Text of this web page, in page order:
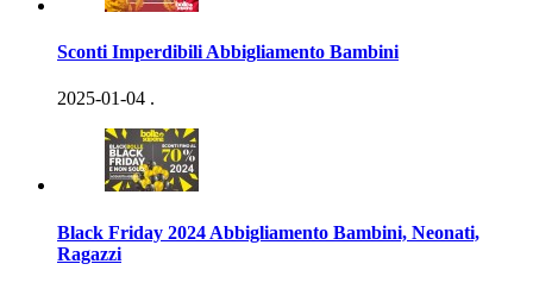
Sconti Imperdibili Abbigliamento Bambini
2025-01-04 .
Black Friday 2024 Abbigliamento Bambini, Neonati,
Ragazzi